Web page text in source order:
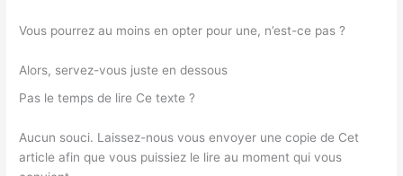
Vous pourrez au moins en opter pour une, n’est-ce pas ?
Alors, servez-vous juste en dessous
Pas le temps de lire Ce texte ?
Aucun souci. Laissez-nous vous envoyer une copie de Cet
article afin que vous puissiez le lire au moment qui vous